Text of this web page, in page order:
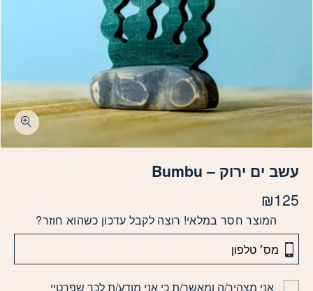
עשב ים ירוק – Bumbu
₪125
המוצר חסר במלאי! רוצה לקבל עדכון כשהוא חוזר?
אני מצהיר/ה ומאשר/ת כי אני מודע/ת לכך שפרטיי